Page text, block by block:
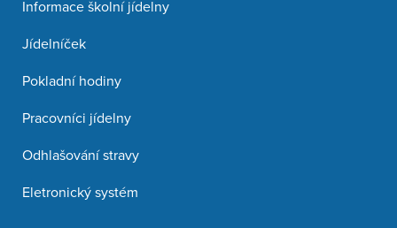
Informace školní jídelny
Jídelníček
Pokladní hodiny
Pracovníci jídelny
Odhlašování stravy
Eletronický systém